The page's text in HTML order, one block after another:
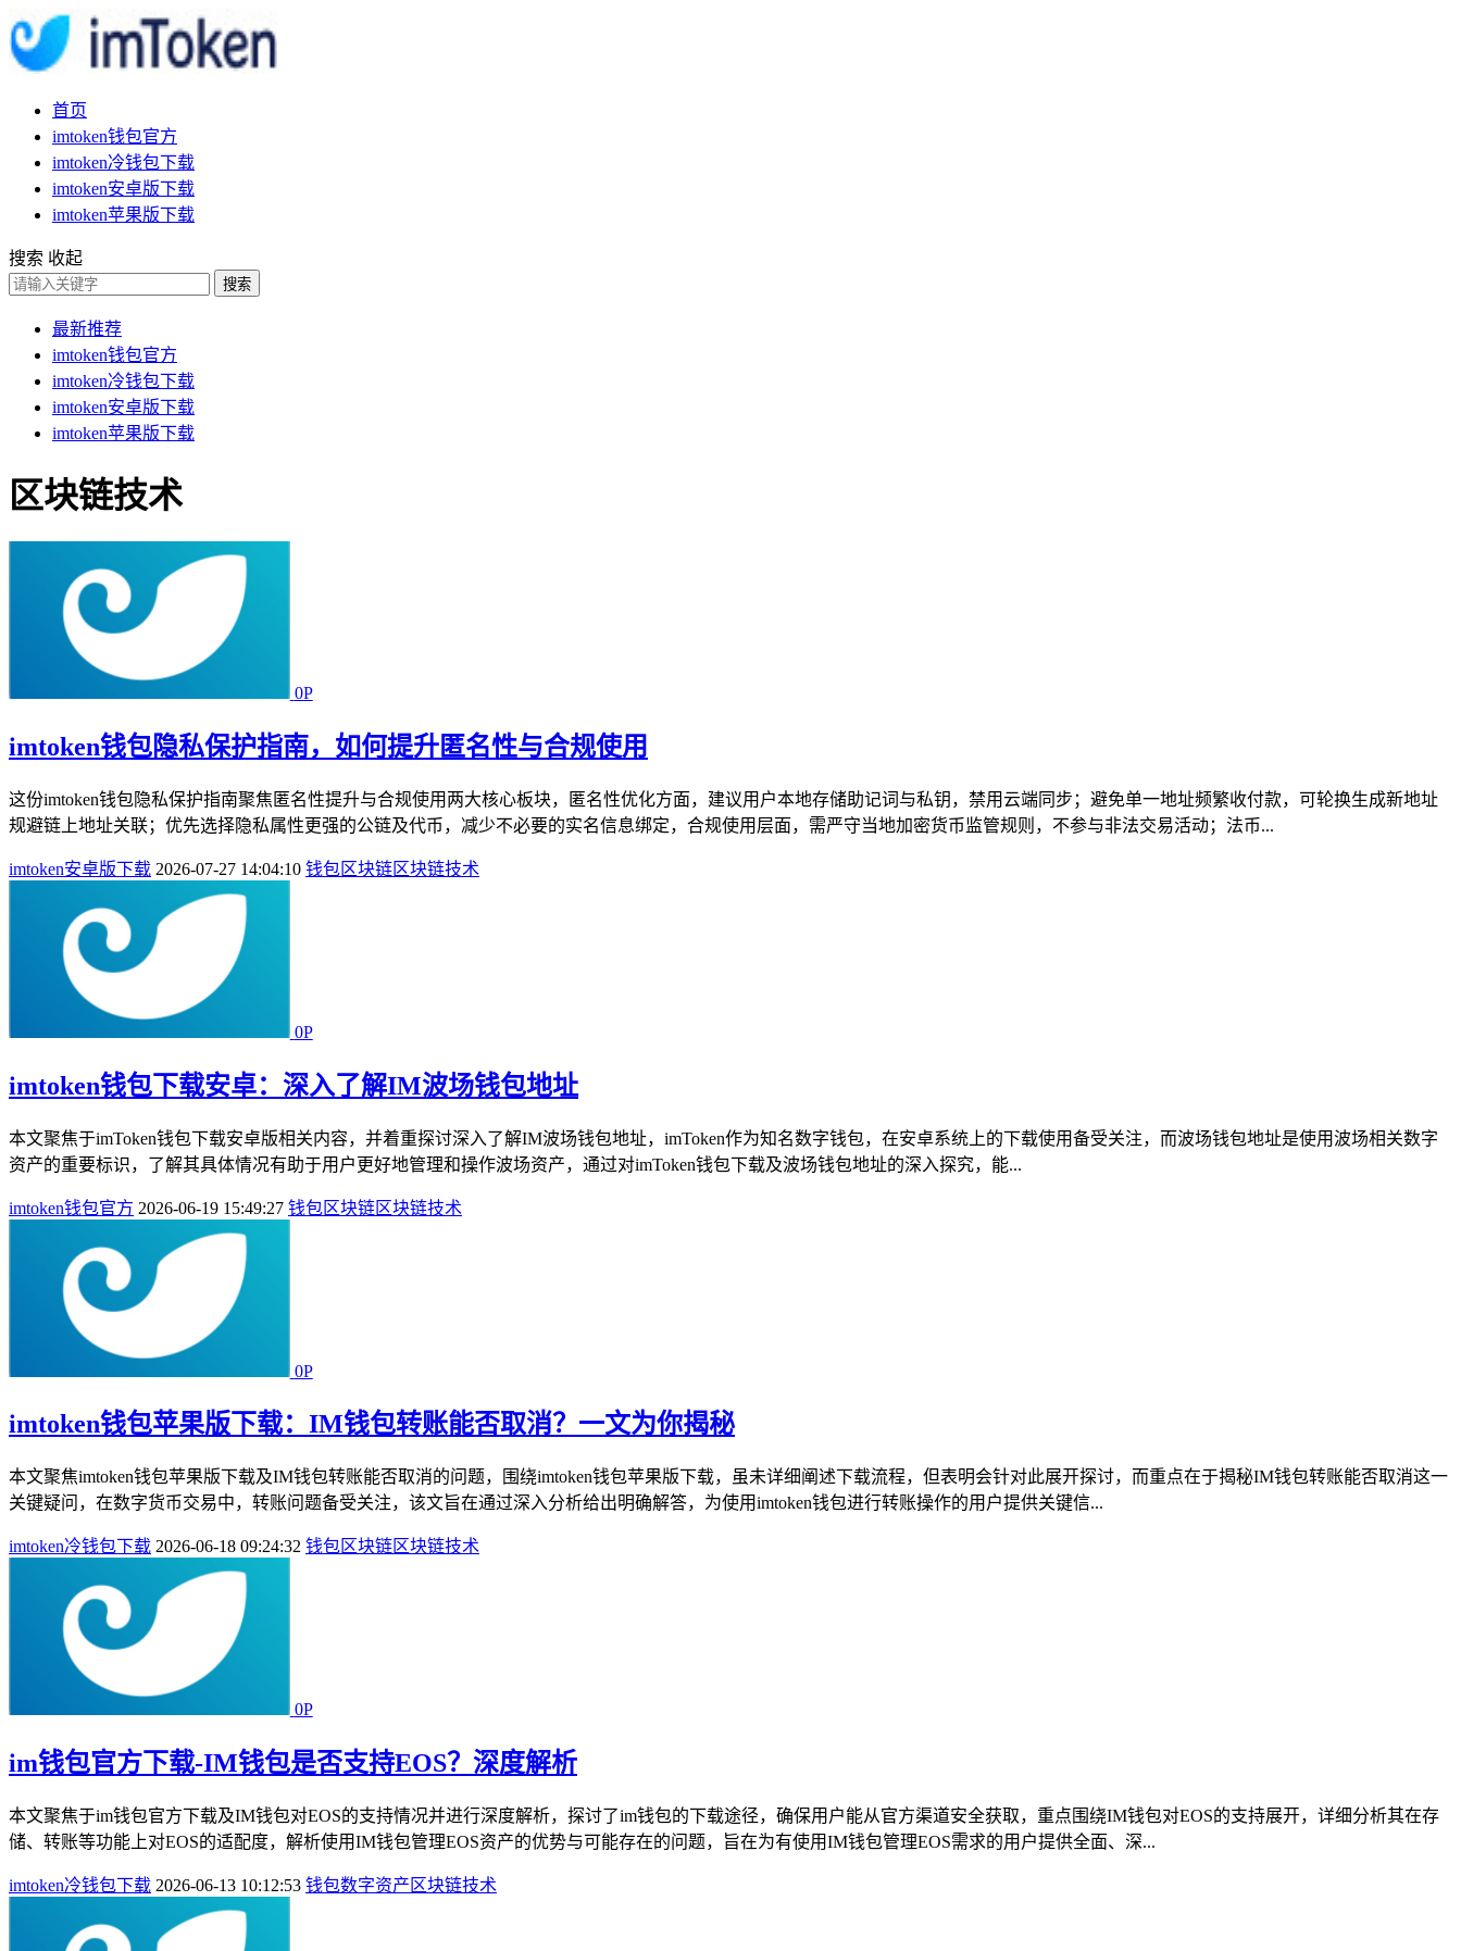
首页
imtoken钱包官方
imtoken冷钱包下载
imtoken安卓版下载
imtoken苹果版下载
搜索 收起
搜索
最新推荐
imtoken钱包官方
imtoken冷钱包下载
imtoken安卓版下载
imtoken苹果版下载
区块链技术
0P
imtoken钱包隐私保护指南，如何提升匿名性与合规使用
这份imtoken钱包隐私保护指南聚焦匿名性提升与合规使用两大核心板块，匿名性优化方面，建议用户本地存储助记词与私钥，禁用云端同步；避免单一地址频繁收付款，可轮换生成新地址
规避链上地址关联；优先选择隐私属性更强的公链及代币，减少不必要的实名信息绑定，合规使用层面，需严守当地加密货币监管规则，不参与非法交易活动；法币...
imtoken安卓版下载 2026-07-27 14:04:10 钱包区块链区块链技术
0P
imtoken钱包下载安卓：深入了解IM波场钱包地址
本文聚焦于imToken钱包下载安卓版相关内容，并着重探讨深入了解IM波场钱包地址，imToken作为知名数字钱包，在安卓系统上的下载使用备受关注，而波场钱包地址是使用波场相关数字
资产的重要标识，了解其具体情况有助于用户更好地管理和操作波场资产，通过对imToken钱包下载及波场钱包地址的深入探究，能...
imtoken钱包官方 2026-06-19 15:49:27 钱包区块链区块链技术
0P
imtoken钱包苹果版下载：IM钱包转账能否取消？一文为你揭秘
本文聚焦imtoken钱包苹果版下载及IM钱包转账能否取消的问题，围绕imtoken钱包苹果版下载，虽未详细阐述下载流程，但表明会针对此展开探讨，而重点在于揭秘IM钱包转账能否取消这一
关键疑问，在数字货币交易中，转账问题备受关注，该文旨在通过深入分析给出明确解答，为使用imtoken钱包进行转账操作的用户提供关键信...
imtoken冷钱包下载 2026-06-18 09:24:32 钱包区块链区块链技术
0P
im钱包官方下载-IM钱包是否支持EOS？深度解析
本文聚焦于im钱包官方下载及IM钱包对EOS的支持情况并进行深度解析，探讨了im钱包的下载途径，确保用户能从官方渠道安全获取，重点围绕IM钱包对EOS的支持展开，详细分析其在存
储、转账等功能上对EOS的适配度，解析使用IM钱包管理EOS资产的优势与可能存在的问题，旨在为有使用IM钱包管理EOS需求的用户提供全面、深...
imtoken冷钱包下载 2026-06-13 10:12:53 钱包数字资产 区块链技术